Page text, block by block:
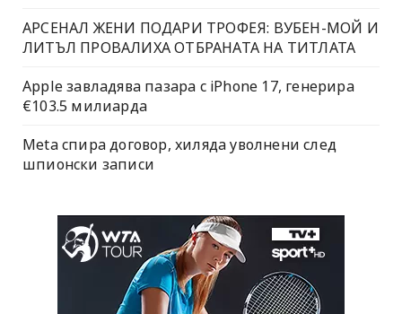
АРСЕНАЛ ЖЕНИ ПОДАРИ ТРОФЕЯ: ВУБЕН-МОЙ И
ЛИТЪЛ ПРОВАЛИХА ОТБРАНАТА НА ТИТЛАТА
Apple завладява пазара с iPhone 17, генерира
€103.5 милиарда
Meta спира договор, хиляда уволнени след
шпионски записи